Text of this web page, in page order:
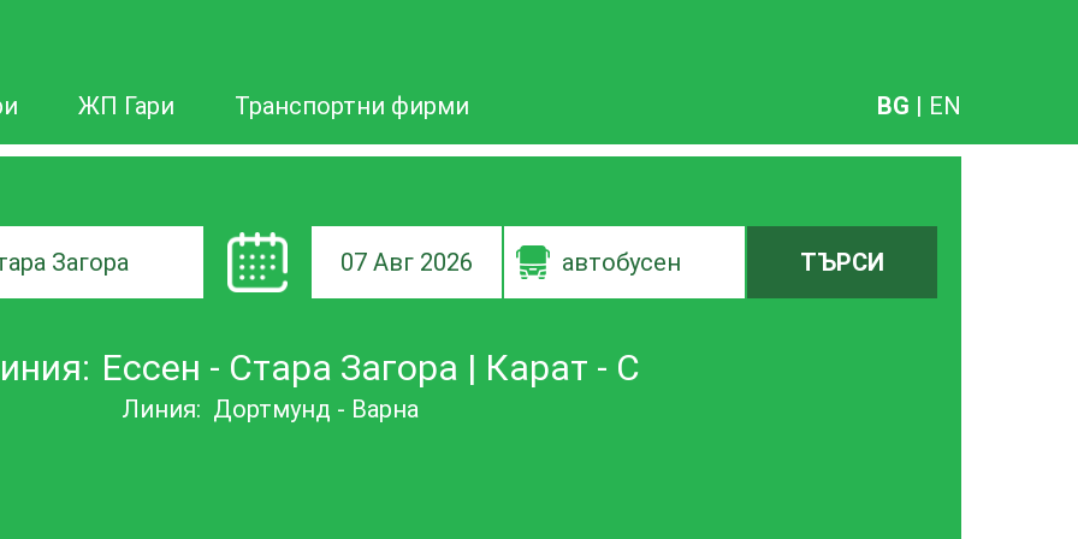
ЖП Гари Транспортни фирми BG | EN
07 Авг 2026 автобусен ТЪРСИ
Ессен - Стара Загора | Карат - С
Линия: Дортмунд - Варна